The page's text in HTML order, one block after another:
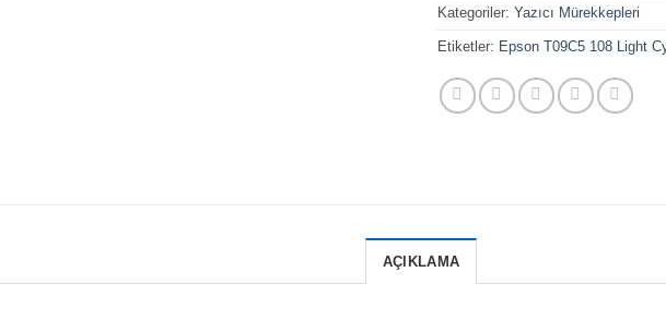
Kategoriler: Yazıcı Mürekkepleri
Etiketler: Epson T09C5 108 Light
AÇIKLAMA